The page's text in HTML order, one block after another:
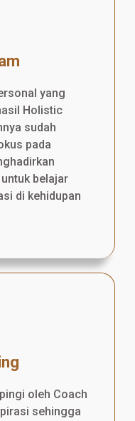
yang
Holistic
sudah
pada
belajar
di kehidupan
oleh Coach
sehingga